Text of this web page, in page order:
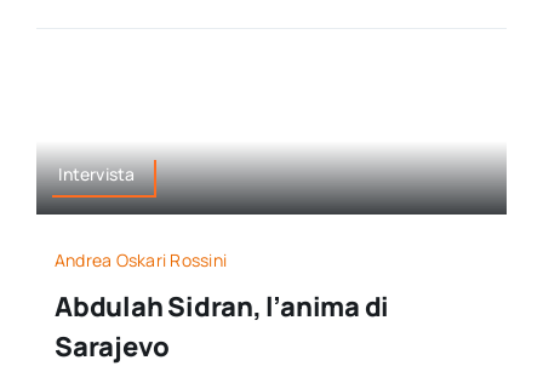
Intervista
Andrea Oskari Rossini
Abdulah Sidran, l’anima di
Sarajevo